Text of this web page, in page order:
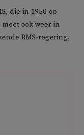
die in 1950 op
ook weer in
RMS-regering,